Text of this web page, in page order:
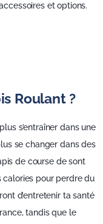
et options.
Roulant ?
s’entraîner dans une
se changer dans des
de course de sont
calories pour perdre du
d’entretenir ta santé
tandis que le